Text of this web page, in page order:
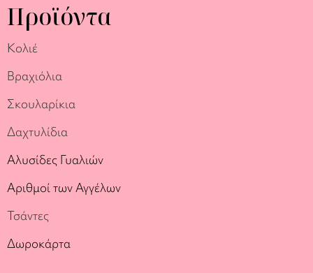
Προϊόντα
Κολιέ
Βραχιόλια
Σκουλαρίκια
Δαχτυλίδια
Αλυσίδες Γυαλιών
Αριθμοί των Αγγέλων
Τσάντες
Δωροκάρτα